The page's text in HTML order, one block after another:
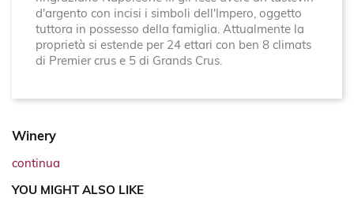
d'argento con incisi i simboli dell'Impero, oggetto
tuttora in possesso della famiglia. Attualmente la
proprietà si estende per 24 ettari con ben 8 climats
di Premier crus e 5 di Grands Crus.
Winery
continua
YOU MIGHT ALSO LIKE